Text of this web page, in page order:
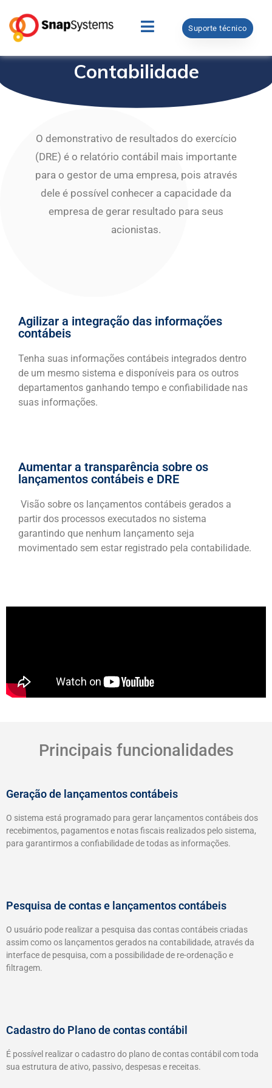
Suporte técnico
Contabilidade
O demonstrativo de resultados do exercício
(DRE) é o relatório contábil mais importante
para o gestor de uma empresa, pois através
dele é possível conhecer a capacidade da
empresa de gerar resultado para seus
acionistas.
Agilizar a integração das informações
contábeis
Tenha suas informações contábeis integrados dentro
de um mesmo sistema e disponíveis para os outros
departamentos ganhando tempo e confiabilidade nas
suas informações.
Aumentar a transparência sobre os
lançamentos contábeis e DRE
Visão sobre os lançamentos contábeis gerados a
partir dos processos executados no sistema
garantindo que nenhum lançamento seja
movimentado sem estar registrado pela contabilidade.
Principais funcionalidades
Geração de lançamentos contábeis
O sistema está programado para gerar lançamentos contábeis dos
recebimentos, pagamentos e notas fiscais realizados pelo sistema,
para garantirmos a confiabilidade de todas as informações.
Pesquisa de contas e lançamentos contábeis
O usuário pode realizar a pesquisa das contas contábeis criadas
assim como os lançamentos gerados na contabilidade, através da
interface de pesquisa, com a possibilidade de re-ordenação e
filtragem.
Cadastro do Plano de contas contábil
É possível realizar o cadastro do plano de contas contábil com toda
sua estrutura de ativo, passivo, despesas e receitas.